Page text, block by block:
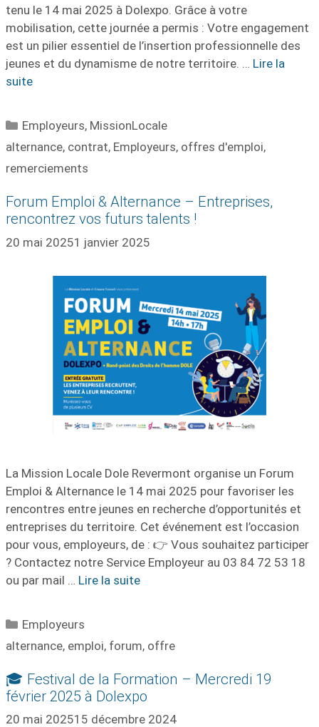
tenu le 14 mai 2025 à Dolexpo. Grâce à votre
mobilisation, cette journée a permis : Votre engagement
est un pilier essentiel de l’insertion professionnelle des
jeunes et du dynamisme de notre territoire. … Lire la
suite
Catégories
Employeurs, MissionLocale
Étiquettes
alternance, contrat, Employeurs, offres d'emploi,
remerciements
Forum Emploi & Alternance – Entreprises,
rencontrez vos futurs talents !
20 mai 20251 janvier 2025
La Mission Locale Dole Revermont organise un Forum
Emploi & Alternance le 14 mai 2025 pour favoriser les
rencontres entre jeunes en recherche d’opportunités et
entreprises du territoire. Cet événement est l’occasion
pour vous, employeurs, de : 👉 Vous souhaitez participer
? Contactez notre Service Employeur au 03 84 72 53 18
ou par mail … Lire la suite
Catégories
Employeurs
Étiquettes
alternance, emploi, forum, offre
🎓 Festival de la Formation – Mercredi 19
février 2025 à Dolexpo
20 mai 202515 décembre 2024